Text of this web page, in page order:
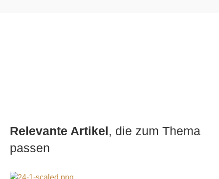
Relevante Artikel, die zum Thema
passen